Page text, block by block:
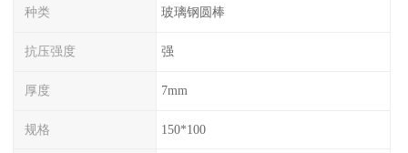
种类 玻璃钢圆棒
抗压强度 强
厚度 7mm
规格 150*100